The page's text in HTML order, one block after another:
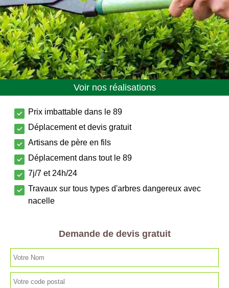
Voir nos réalisations
Prix imbattable dans le 89
Déplacement et devis gratuit
Artisans de père en fils
Déplacement dans tout le 89
7j/7 et 24h/24
Travaux sur tous types d'arbres dangereux avec
nacelle
Demande de devis gratuit